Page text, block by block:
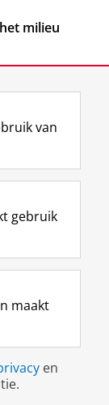
milieu
I
n
t
r
m
c
c
o
Y
o
T
e
k
a
a
van
gebruik
maakt
en